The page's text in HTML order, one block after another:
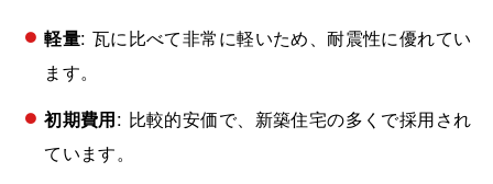
軽量: 瓦に比べて非常に軽いため、耐震性に優れてい
ます。
初期費用: 比較的安価で、新築住宅の多くで採用され
ています。